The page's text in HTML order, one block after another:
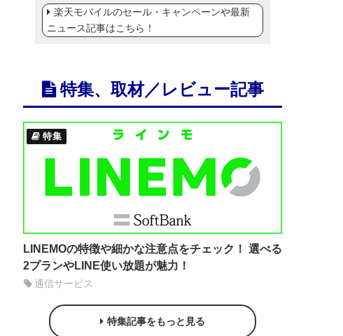
楽天モバイルのセール・キャンペーンや最新
ニュース記事はこちら！
特集、取材／レビュー記事
特集
LINEMOの特徴や細かな注意点をチェック！ 選べる
2プランやLINE使い放題が魅力！
通信サービス
特集記事をもっと見る